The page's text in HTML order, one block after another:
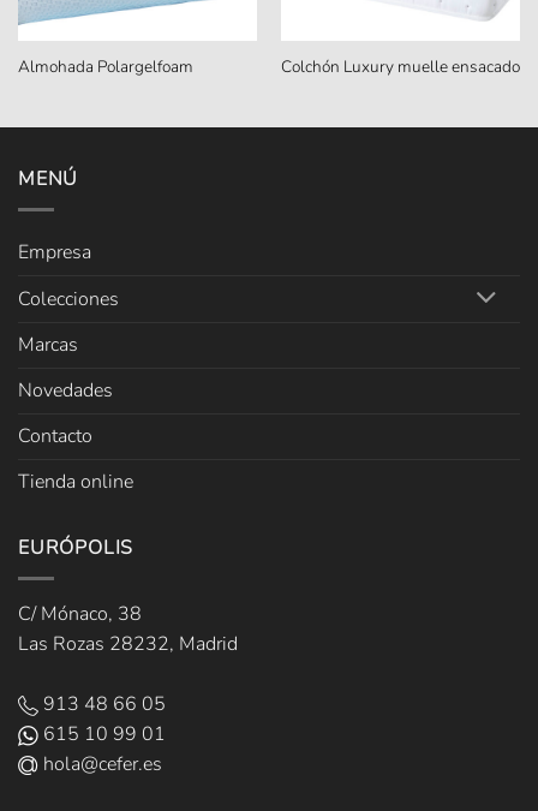
Almohada Polargelfoam Colchón Luxury muelle ensacado
MENÚ
Empresa
Colecciones
Marcas
Novedades
Contacto
Tienda online
EURÓPOLIS
C/ Mónaco, 38
Las Rozas 28232, Madrid
913 48 66 05
615 10 99 01
hola@cefer.es